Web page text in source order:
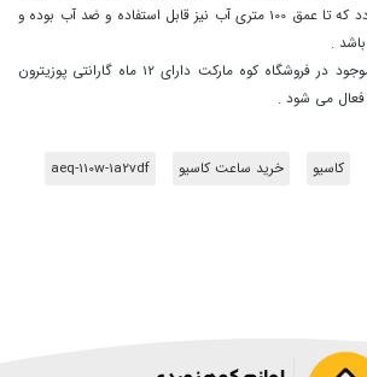
دوام کاسیو محسوب می گردد که تا عمق 100 متری آب نیز قابل استفاده و ضد آب بوده و
تمامی ساعت های کاسیو موجود در فروشگاه کوه مارکت دارای 12 ماه گارانتی پوزیترون
فعال می شود .
کاسیو خرید ساعت کاسیو aeq-110w-1a2vdf